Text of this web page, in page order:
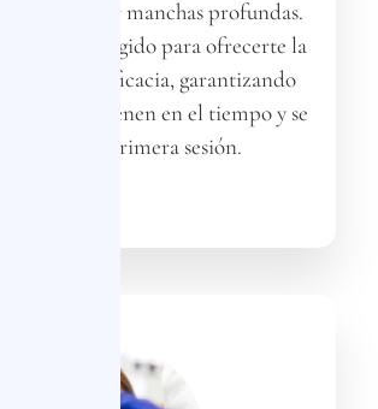
para eliminar manchas profundas.
ha sido elegido para ofrecerte la
seguridad y eficacia, garantizando
que se mantienen en el tiempo y se
desde la primera sesión.